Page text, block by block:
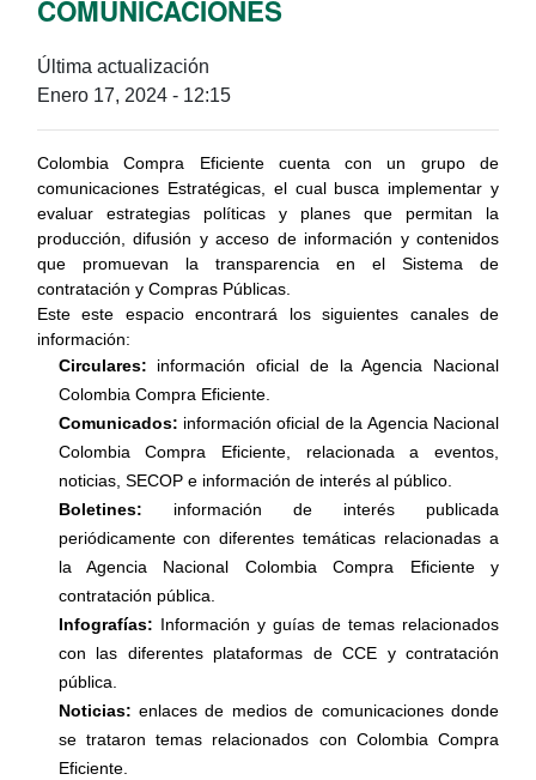
COMUNICACIONES
Última actualización
Enero 17, 2024 - 12:15
Colombia Compra Eficiente cuenta con un grupo de
comunicaciones Estratégicas, el cual busca implementar y
evaluar estrategias políticas y planes que permitan la
producción, difusión y acceso de información y contenidos
que promuevan la transparencia en el Sistema de
contratación y Compras Públicas.
Este este espacio encontrará los siguientes canales de
información:
Circulares: información oficial de la Agencia Nacional
Colombia Compra Eficiente.
Comunicados: información oficial de la Agencia Nacional
Colombia Compra Eficiente, relacionada a eventos,
noticias, SECOP e información de interés al público.
Boletines: información de interés publicada
periódicamente con diferentes temáticas relacionadas a
la Agencia Nacional Colombia Compra Eficiente y
contratación pública.
Infografías: Información y guías de temas relacionados
con las diferentes plataformas de CCE y contratación
pública.
Noticias: enlaces de medios de comunicaciones donde
se trataron temas relacionados con Colombia Compra
Eficiente.